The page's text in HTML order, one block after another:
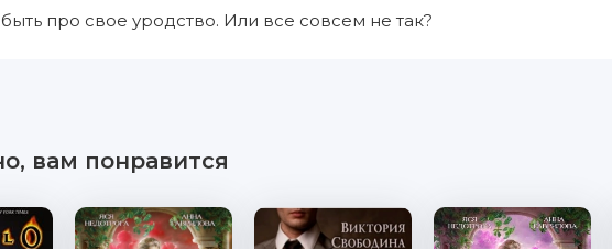
про свое уродство. Или все совсем не так?
вам понравится